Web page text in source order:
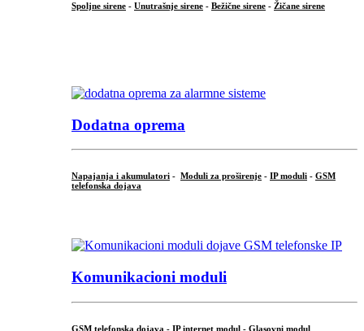
Spoljne sirene - Unutrašnje sirene - Bežične sirene - Žičane sirene
Dodatna oprema
Napajanja i akumulatori - Moduli za proširenje - IP moduli - GSM
telefonska dojava
Komunikacioni moduli
GSM telefonska dojava - IP internet modul - Glasovni modul